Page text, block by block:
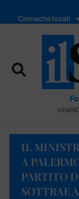
Cronache locali
IL
A
PARTITO
SOTTRAE